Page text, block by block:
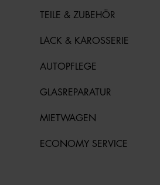
TEILE & ZUBEHÖR
LACK & KAROSSERIE
AUTOPFLEGE
GLASREPARATUR
MIETWAGEN
ECONOMY SERVICE